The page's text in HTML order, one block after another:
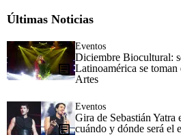
Últimas Noticias
Eventos
Diciembre Biocultural:
Latinoamérica se
Artes
Eventos
Gira de Sebastián
cuándo y dónde será el